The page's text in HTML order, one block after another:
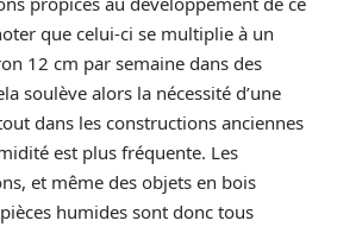
que celui-ci se multiplie à un
12 cm par semaine dans des
soulève alors la nécessité d’une
dans les constructions anciennes
est plus fréquente. Les
et même des objets en bois
humides sont donc tous